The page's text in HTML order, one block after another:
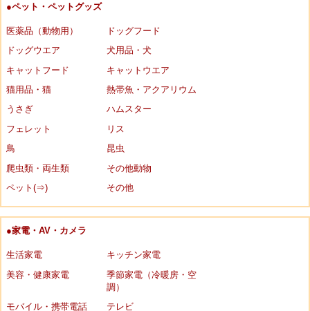
●ペット・ペットグッズ
医薬品（動物用）
ドッグフード
ドッグウエア
犬用品・犬
キャットフード
キャットウエア
猫用品・猫
熱帯魚・アクアリウム
うさぎ
ハムスター
フェレット
リス
鳥
昆虫
爬虫類・両生類
その他動物
ペット(⇒)
その他
●家電・AV・カメラ
生活家電
キッチン家電
美容・健康家電
季節家電（冷暖房・空
調）
モバイル・携帯電話
テレビ